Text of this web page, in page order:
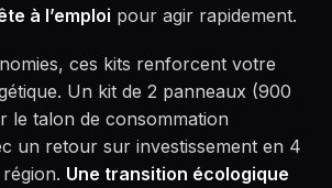
à l’emploi pour agir rapidement.
ces kits renforcent votre
Un kit de 2 panneaux (900
le talon de consommation
un retour sur investissement en 4
Une transition écologique